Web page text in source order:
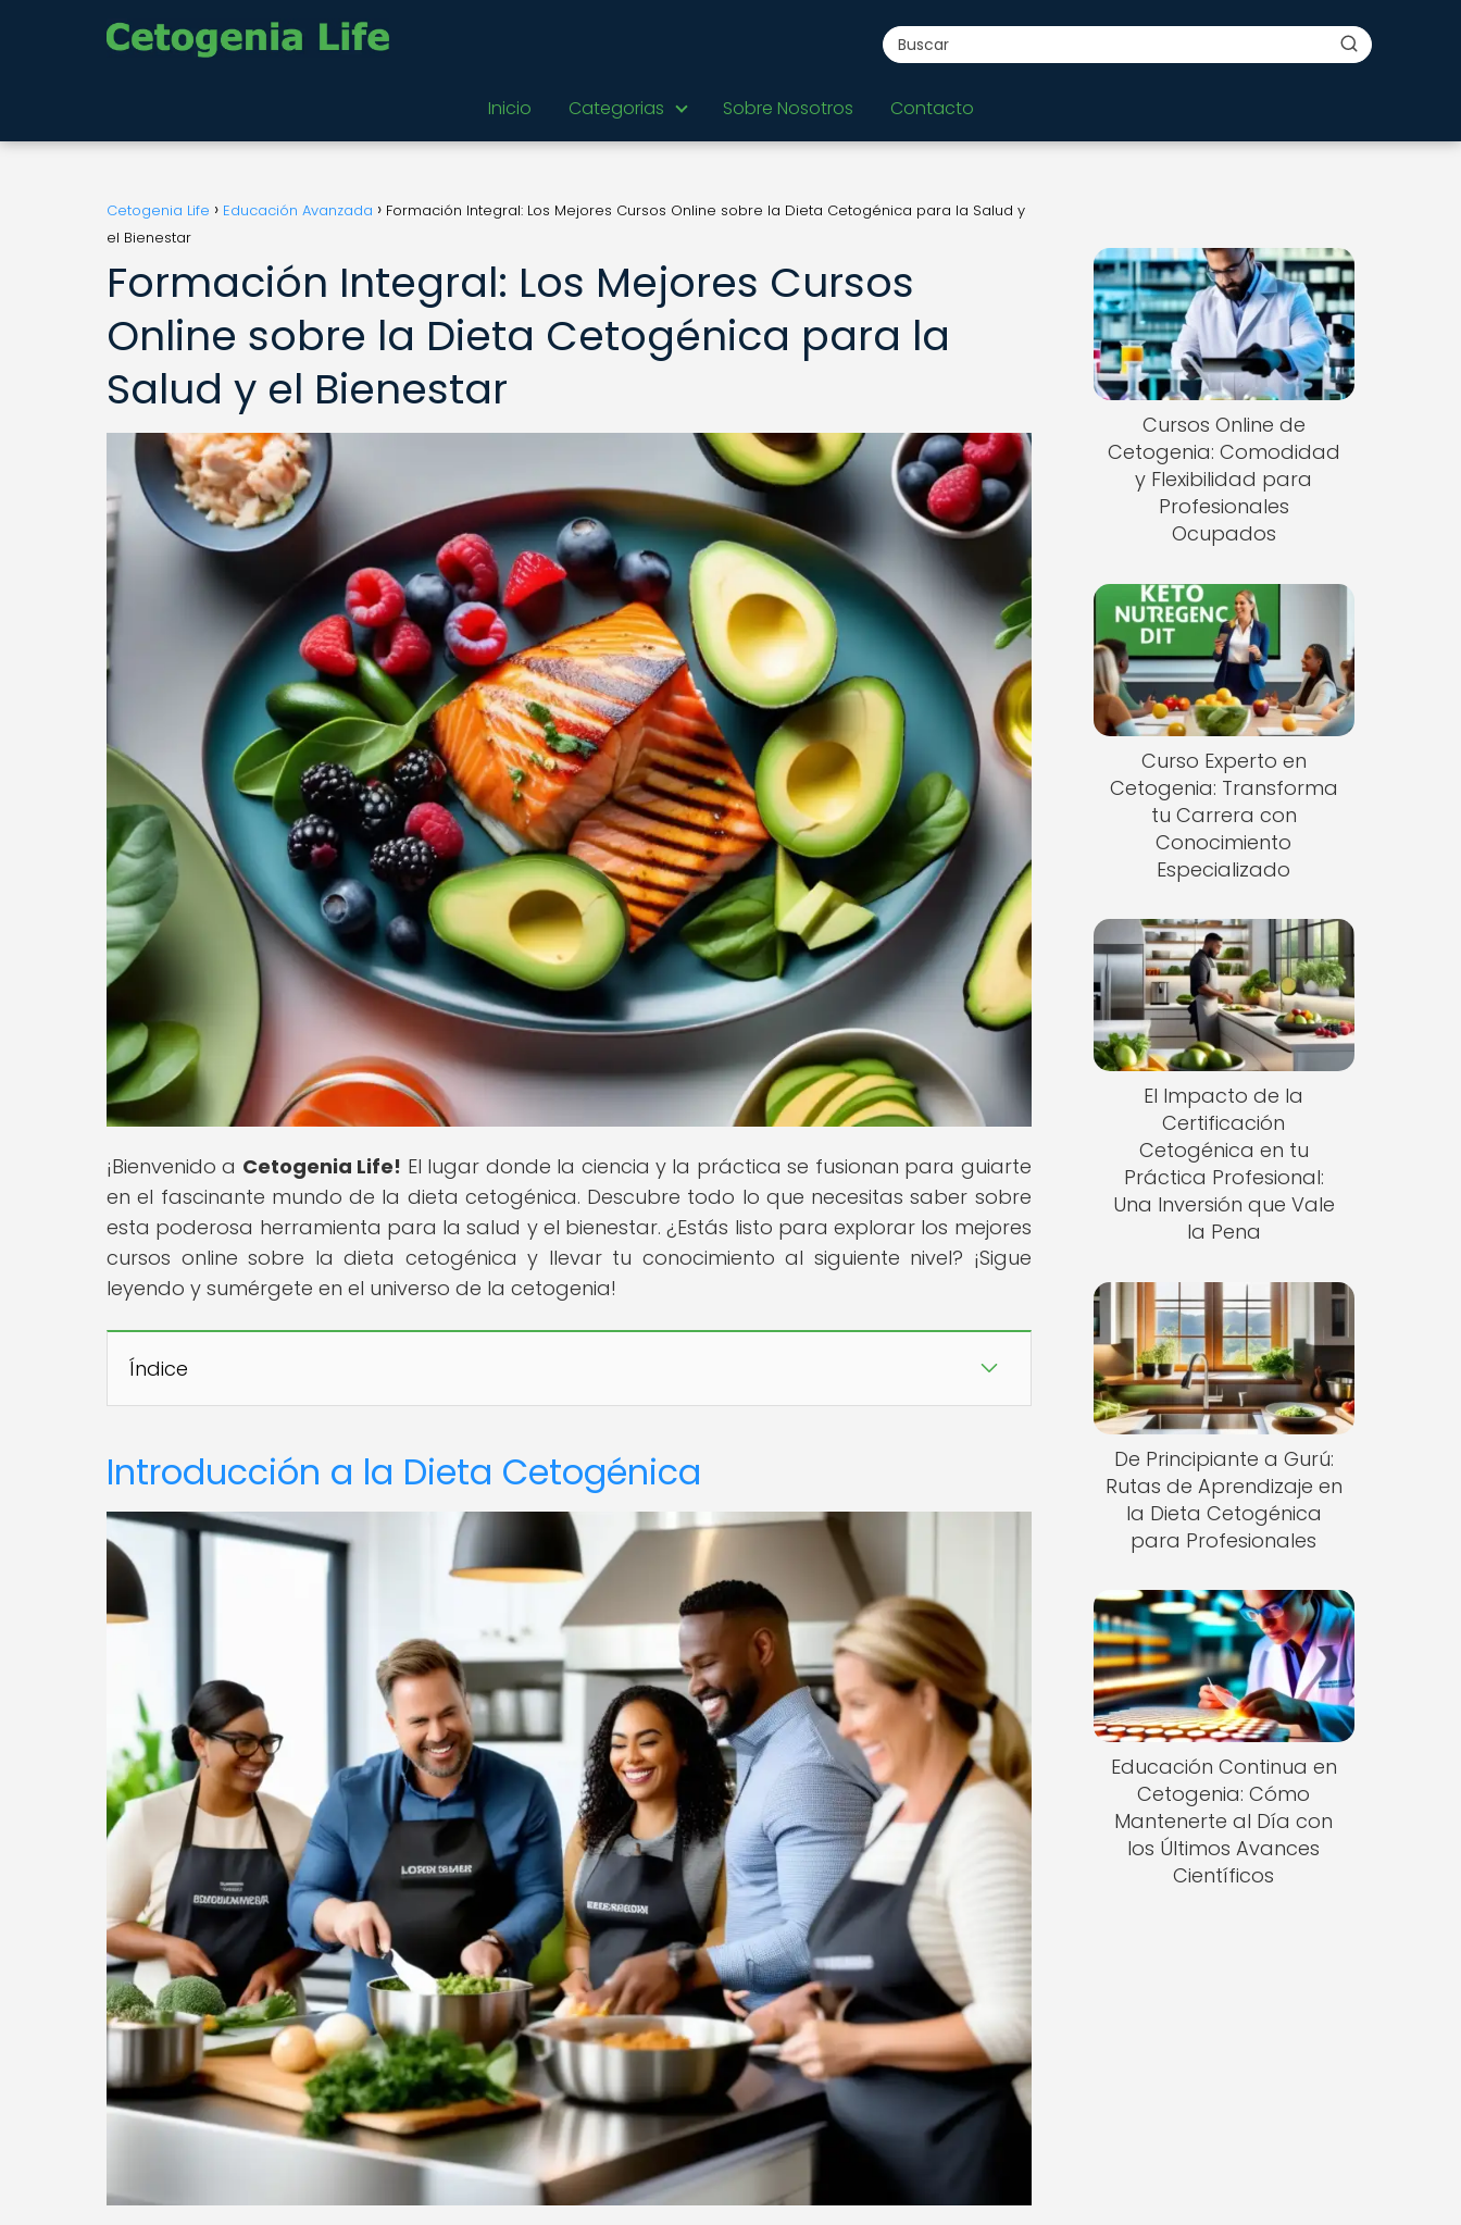
Inicio Categorias Sobre Nosotros Contacto
Cetogenia Life Educación Avanzada
Formación Integral: Los Mejores Cursos Online sobre la Dieta Cetogénica para la Salud y
el Bienestar
Formación Integral: Los Mejores Cursos
Online sobre la Dieta Cetogénica para la
Salud y el Bienestar
¡Bienvenido a Cetogenia Life! El lugar donde la ciencia y la práctica se fusionan para guiarte
en el fascinante mundo de la dieta cetogénica. Descubre todo lo que necesitas saber sobre
esta poderosa herramienta para la salud y el bienestar. ¿Estás listo para explorar los mejores
cursos online sobre la dieta cetogénica y llevar tu conocimiento al siguiente nivel? ¡Sigue
leyendo y sumérgete en el universo de la cetogenia!
Índice
Introducción a la Dieta Cetogénica
Cursos Online de
Cetogenia: Comodidad
y Flexibilidad para
Profesionales
Ocupados
Curso Experto en
Cetogenia: Transforma
tu Carrera con
Conocimiento
Especializado
El Impacto de la
Certificación
Cetogénica en tu
Práctica Profesional:
Una Inversión que Vale
la Pena
De Principiante a Gurú:
Rutas de Aprendizaje en
la Dieta Cetogénica
para Profesionales
Educación Continua en
Cetogenia: Cómo
Mantenerte al Día con
los Últimos Avances
Científicos